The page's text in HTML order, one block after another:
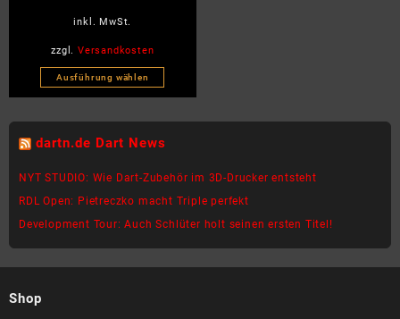
Sweatshirt
inkl. MwSt.
zzgl.Versandkosten
Ausführung wählen
Dieses
Varianten
Die
Optionen
können
auf
dartn.de Dart News
NYT STUDIO: Wie Dart-Zubehör im 3D-Drucker entsteht
RDL Open: Pietreczko macht Triple perfekt
Development Tour: Auch Schlüter holt seinen ersten Titel!
Shop